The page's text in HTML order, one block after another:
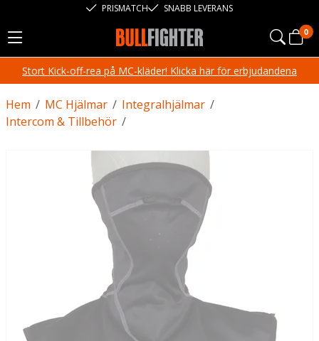
PRISMATCH SNABB LEVERANS
0
Stort Kick-off-rea på MC-kläder! Klicka här för erbjudandena
/
Hem /
MC Hjälmar /
Integralhjälmar
/
Intercom & Tillbehör